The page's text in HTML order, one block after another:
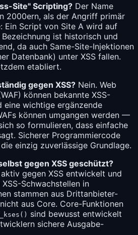
Site" Scripting? Der Name
2000ern, als der Angriff primär
Ein Script von Site A wird auf
ist historisch und
da auch Same-Site-Injektionen
Datenbank) unter XSS fallen.
etabliert.
gegen XSS? Nein. Web
können bekannte XSS-
eine wichtige ergänzende
können umgangen werden —
so formulieren, dass einfache
Sicherer Programmiercode
einzig zuverlässige Grundlage.
gegen XSS geschützt?
gegen XSS entwickelt und
Schwachstellen in
stammen aus Drittanbieter-
aus Core. Core-Funktionen
sind bewusst entwickelt
sichere Ausgabe-